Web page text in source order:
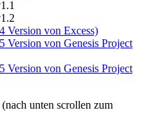
Version von Excess)
Version von Genesis Project
Version von Genesis Project
unten scrollen zum